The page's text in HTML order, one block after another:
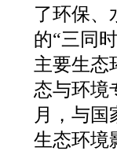
了环保、
的“三同
主要生态
态与环境
月，与
生态环境